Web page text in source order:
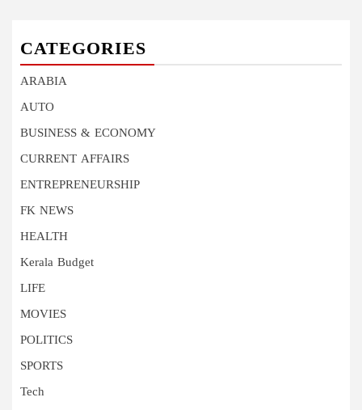
CATEGORIES
ARABIA
AUTO
BUSINESS & ECONOMY
CURRENT AFFAIRS
ENTREPRENEURSHIP
FK NEWS
HEALTH
Kerala Budget
LIFE
MOVIES
POLITICS
SPORTS
Tech